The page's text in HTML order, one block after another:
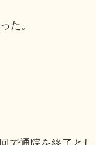
た。